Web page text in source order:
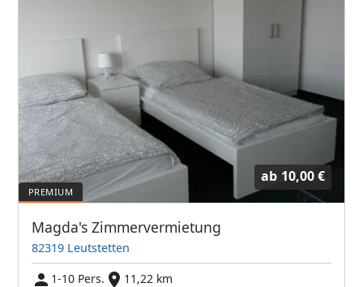
ab 10,00 €
Magda's Zimmervermietung
82319 Leutstetten
1-10 Pers.
11,22 km